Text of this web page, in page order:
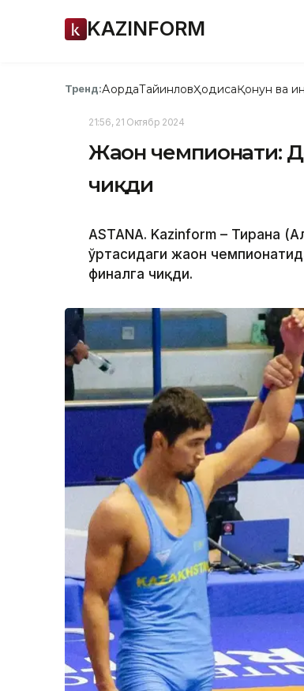
KAZINFORM
Тренд:АқордаТайинловҲодисаҚонун ва
21:56, 21 Октябр 2024
Жаҳон чемпионати:
чиқди
ASTANA. Kazinform – Тирана
ўртасидаги жаҳон
финалга чиқди.